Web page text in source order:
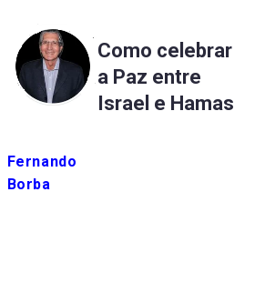
Fernando
Borba
Como celebrar
a Paz entre
Israel e Hamas